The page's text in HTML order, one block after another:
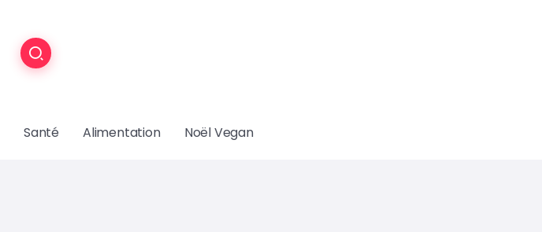
Santé Alimentation Noël Vegan